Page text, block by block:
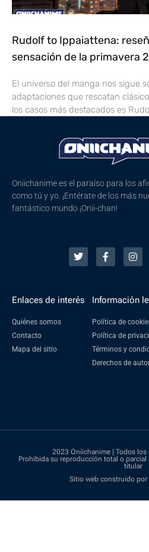
Rudolf to Ippaiattena:
sensación de la primavera
El universo del manga nos sigue
adaptaciones que rescatan
los casos más destacados es
Oniichanime es el paraíso para los
como tú y yo. ¡Entérate de los más
fantástico mundo ¡Onii-chan!
Enlaces de interés
Quiénes somos
Contacto
Mapa del sitio
Información
Política de
Política de
Términos y
Derechos de
2023 Oniichanime | Todos los
Prohibida su reproducción total o
titular
Sitio web construido por